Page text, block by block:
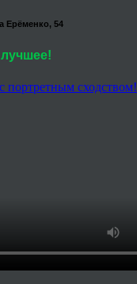
Ерёменко, 54
портретным сходством!